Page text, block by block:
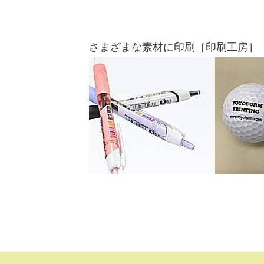
さまざまな素材に印刷［印刷工房］